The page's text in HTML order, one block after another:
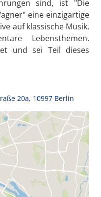
sind, ist "Die
eine einzigartige
auf klassische Musik,
Lebensthemen.
und sei Teil dieses
20a, 10997 Berlin